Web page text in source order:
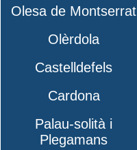
Olesa de Montserrat
Olèrdola
Castelldefels
Cardona
Palau-solità i
Plegamans